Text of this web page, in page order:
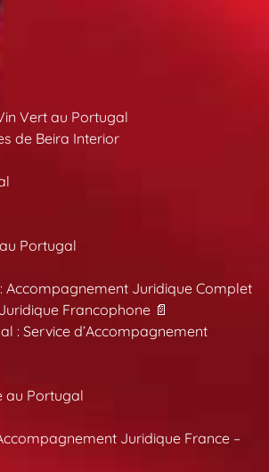
Vert au Portugal
de Beira Interior
Portugal
Juridique Complet
Francophone 📄
: Service d’Accompagnement
au Portugal
Juridique France –